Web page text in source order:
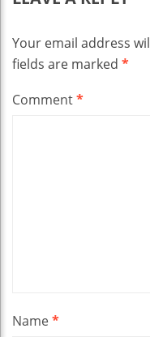
Your email address
fields are marked *
Comment*
Name*